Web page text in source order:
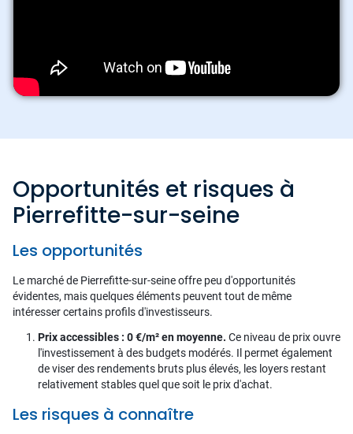
Opportunités et risques à
Pierrefitte-sur-seine
Les opportunités
Le marché de Pierrefitte-sur-seine offre peu d'opportunités
évidentes, mais quelques éléments peuvent tout de même
intéresser certains profils d'investisseurs.
Prix accessibles : 0 €/m² en moyenne. Ce niveau de prix ouvre
l'investissement à des budgets modérés. Il permet également
de viser des rendements bruts plus élevés, les loyers restant
relativement stables quel que soit le prix d'achat.
Les risques à connaître